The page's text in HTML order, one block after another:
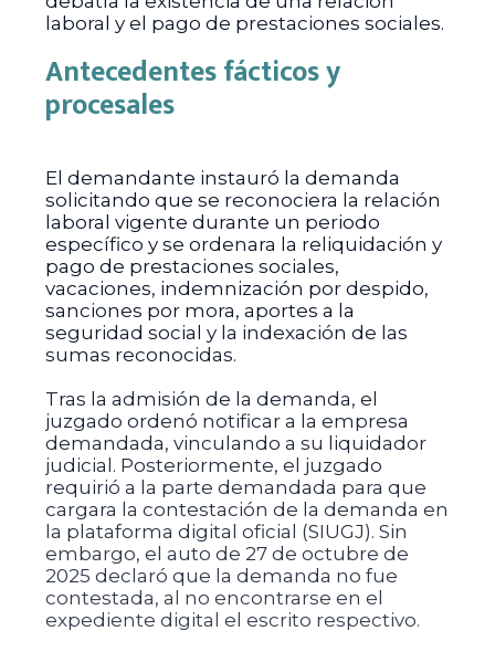
laboral y el pago de prestaciones sociales.
Antecedentes fácticos y
procesales
El demandante instauró la demanda
solicitando que se reconociera la relación
laboral vigente durante un periodo
específico y se ordenara la reliquidación y
pago de prestaciones sociales,
vacaciones, indemnización por despido,
sanciones por mora, aportes a la
seguridad social y la indexación de las
sumas reconocidas.
Tras la admisión de la demanda, el
juzgado ordenó notificar a la empresa
demandada, vinculando a su liquidador
judicial. Posteriormente, el juzgado
requirió a la parte demandada para que
cargara la contestación de la demanda en
la plataforma digital oficial (SIUGJ). Sin
embargo, el auto de 27 de octubre de
2025 declaró que la demanda no fue
contestada, al no encontrarse en el
expediente digital el escrito respectivo.